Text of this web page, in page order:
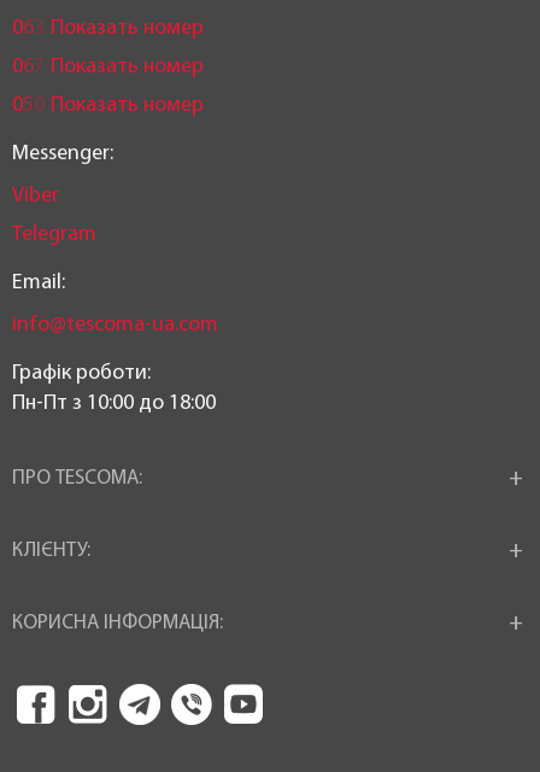
063 Показать номер
067 Показать номер
050 Показать номер
Messenger:
Viber
Telegram
Email:
info@tescoma-ua.com
Графік роботи:
Пн-Пт з 10:00 до 18:00
ПРО TESCOMA:
КЛІЄНТУ:
КОРИСНА ІНФОРМАЦІЯ: